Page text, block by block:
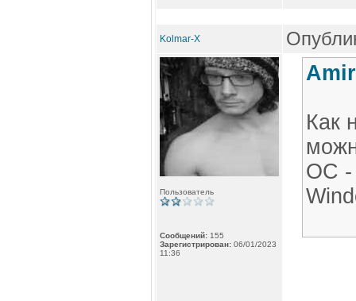
Kolmar-X
Пользователь
Сообщений: 155
Зарегистрирован: 06/01/2023
11:36
Как
ОС -